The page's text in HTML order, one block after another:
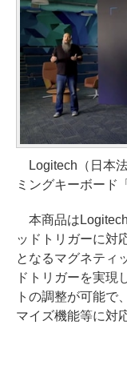
Logitech（日本
ミングキーボード
本商品は
ッドトリガーに対
となるマグネティ
ドトリガーを実現
トの調整が可能で
マイズ機能等に対